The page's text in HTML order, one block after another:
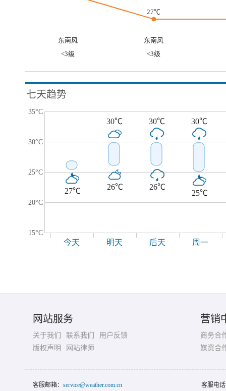
27℃
东南风
东南风
<3级
<3级
七天趋势
35°C
30°C
25°C
20°C
15°C
27℃
30℃
26℃
30℃
26℃
30℃
25℃
今天 明天 后天 周一
网站服务
关于我们 联系我们
用户反馈
版权声明
网站律师
营销
商务合
媒资合
客服邮箱： service@weather.com.cn 客服电